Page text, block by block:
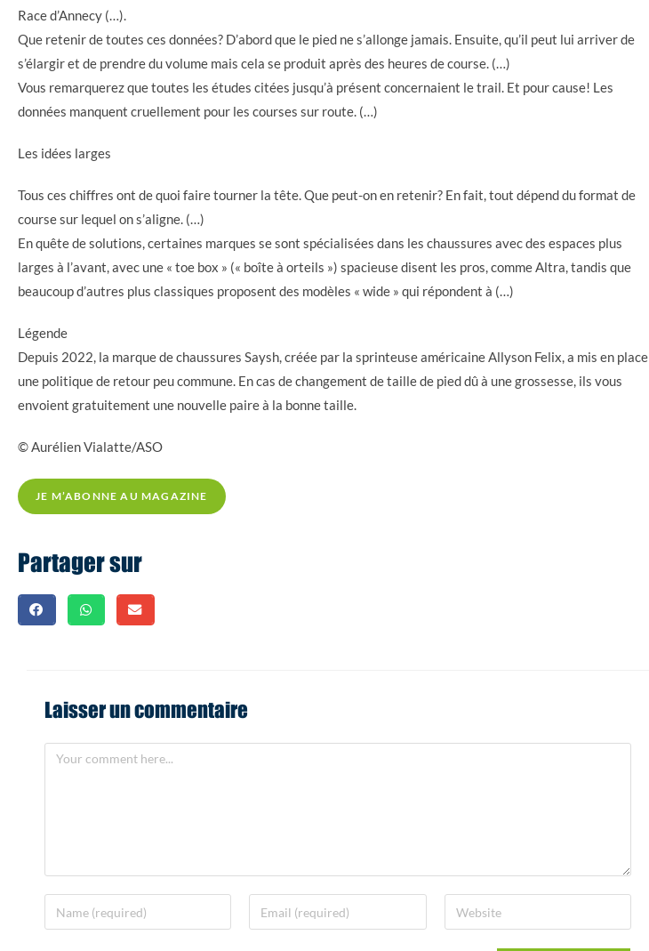
Race d’Annecy (…).
Que retenir de toutes ces données? D’abord que le pied ne s’allonge jamais. Ensuite, qu’il peut lui arriver de
s’élargir et de prendre du volume mais cela se produit après des heures de course. (…)
Vous remarquerez que toutes les études citées jusqu’à présent concernaient le trail. Et pour cause! Les
données manquent cruellement pour les courses sur route. (…)
Les idées larges
Tous ces chiffres ont de quoi faire tourner la tête. Que peut-on en retenir? En fait, tout dépend du format de
course sur lequel on s’aligne. (…)
En quête de solutions, certaines marques se sont spécialisées dans les chaussures avec des espaces plus
larges à l’avant, avec une « toe box » (« boîte à orteils ») spacieuse disent les pros, comme Altra, tandis que
beaucoup d’autres plus classiques proposent des modèles « wide » qui répondent à (…)
Légende
Depuis 2022, la marque de chaussures Saysh, créée par la sprinteuse américaine Allyson Felix, a mis en place
une politique de retour peu commune. En cas de changement de taille de pied dû à une grossesse, ils vous
envoient gratuitement une nouvelle paire à la bonne taille.
© Aurélien Vialatte/ASO
JE M’ABONNE AU MAGAZINE
Partager sur
Laisser un commentaire